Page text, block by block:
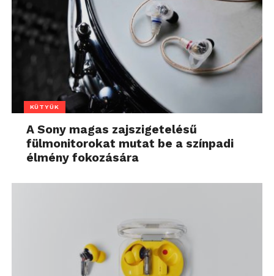
KÜTYÜK
A Sony magas zajszigetelésű
fülmonitorokat mutat be a színpadi
élmény fokozására